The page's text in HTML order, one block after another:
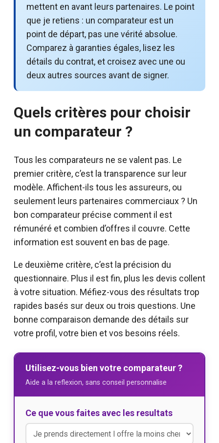
mettent en avant leurs partenaires. Le point
que je retiens : un comparateur est un
point de départ, pas une vérité absolue.
Comparez à garanties égales, lisez les
détails du contrat, et croisez avec une ou
deux autres sources avant de signer.
Quels critères pour choisir
un comparateur ?
Tous les comparateurs ne se valent pas. Le
premier critère, c’est la transparence sur leur
modèle. Affichent-ils tous les assureurs, ou
seulement leurs partenaires commerciaux ? Un
bon comparateur précise comment il est
rémunéré et combien d’offres il couvre. Cette
information est souvent en bas de page.
Le deuxième critère, c’est la précision du
questionnaire. Plus il est fin, plus les devis collent
à votre situation. Méfiez-vous des résultats trop
rapides basés sur deux ou trois questions. Une
bonne comparaison demande des détails sur
votre profil, votre bien et vos besoins réels.
Utilisez-vous bien votre comparateur ?
Aide a la reflexion, sans conseil personnalise
Ce que vous faites avec les resultats